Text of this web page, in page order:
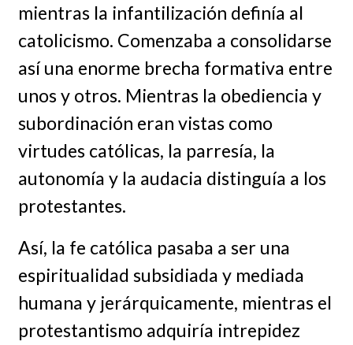
mientras la infantilización definía al
catolicismo. Comenzaba a consolidarse
así una enorme brecha formativa entre
unos y otros. Mientras la obediencia y
subordinación eran vistas como
virtudes católicas, la parresía, la
autonomía y la audacia distinguía a los
protestantes.
Así, la fe católica pasaba a ser una
espiritualidad subsidiada y mediada
humana y jerárquicamente, mientras el
protestantismo adquiría intrepidez